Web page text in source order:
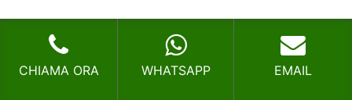
CHIAMA ORA WHATSAPP EMAIL